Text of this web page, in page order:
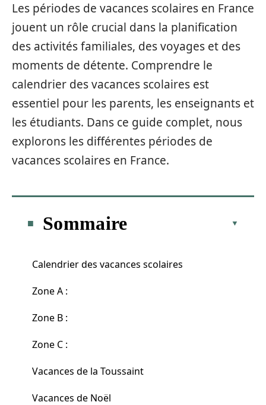
Les périodes de vacances scolaires en France
jouent un rôle crucial dans la planification
des activités familiales, des voyages et des
moments de détente. Comprendre le
calendrier des vacances scolaires est
essentiel pour les parents, les enseignants et
les étudiants. Dans ce guide complet, nous
explorons les différentes périodes de
vacances scolaires en France.
Sommaire
Calendrier des vacances scolaires
Zone A :
Zone B :
Zone C :
Vacances de la Toussaint
Vacances de Noël